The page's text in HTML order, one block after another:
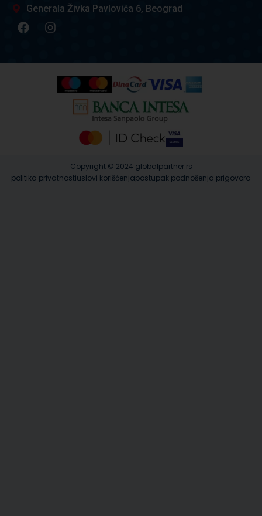
Generala Živka Pavlovića 6, Beograd
Copyright © 2024 globalpartner.rs
politika privatnostiuslovi korišćenjapostupak podnošenja prigovora